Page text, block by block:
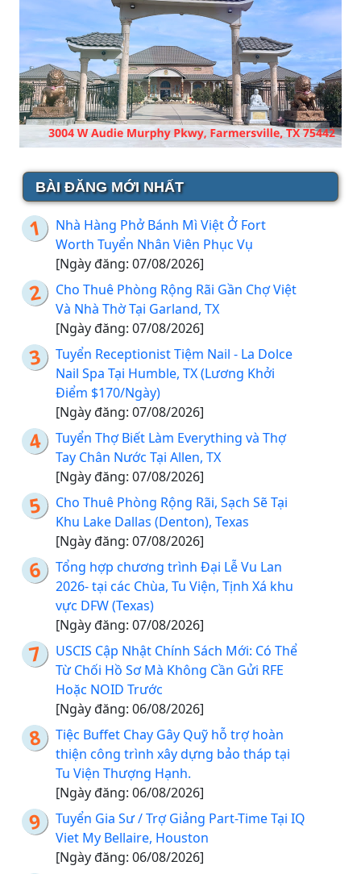
BÀI ĐĂNG MỚI NHẤT
Nhà Hàng Phở Bánh Mì Việt Ở Fort
Worth Tuyển Nhân Viên Phục Vụ
[Ngày đăng: 07/08/2026]
Cho Thuê Phòng Rộng Rãi Gần Chợ Việt
Và Nhà Thờ Tại Garland, TX
[Ngày đăng: 07/08/2026]
Tuyển Receptionist Tiệm Nail - La Dolce
Nail Spa Tại Humble, TX (Lương Khởi
Điểm $170/Ngày)
[Ngày đăng: 07/08/2026]
Tuyển Thợ Biết Làm Everything và Thợ
Tay Chân Nước Tại Allen, TX
[Ngày đăng: 07/08/2026]
Cho Thuê Phòng Rộng Rãi, Sạch Sẽ Tại
Khu Lake Dallas (Denton), Texas
[Ngày đăng: 07/08/2026]
Tổng hợp chương trình Đại Lễ Vu Lan
2026- tại các Chùa, Tu Viện, Tịnh Xá khu
vực DFW (Texas)
[Ngày đăng: 07/08/2026]
USCIS Cập Nhật Chính Sách Mới: Có Thể
Từ Chối Hồ Sơ Mà Không Cần Gửi RFE
Hoặc NOID Trước
[Ngày đăng: 06/08/2026]
Tiệc Buffet Chay Gây Quỹ hỗ trợ hoàn
thiện công trình xây dựng bảo tháp tại
Tu Viện Thượng Hạnh.
[Ngày đăng: 06/08/2026]
Tuyển Gia Sư / Trợ Giảng Part-Time Tại IQ
Viet My Bellaire, Houston
[Ngày đăng: 06/08/2026]